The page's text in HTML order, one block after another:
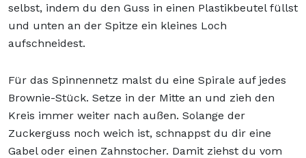
selbst, indem du den Guss in einen Plastikbeutel füllst
und unten an der Spitze ein kleines Loch
aufschneidest.
Für das Spinnennetz malst du eine Spirale auf jedes
Brownie-Stück. Setze in der Mitte an und zieh den
Kreis immer weiter nach außen. Solange der
Zuckerguss noch weich ist, schnappst du dir eine
Gabel oder einen Zahnstocher. Damit ziehst du vom